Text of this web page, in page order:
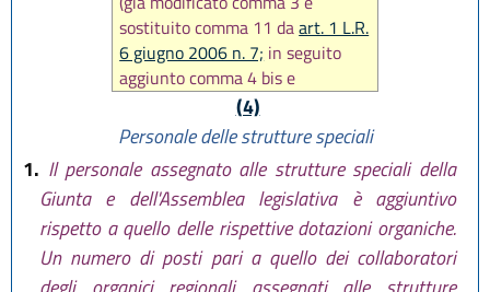
sostituito comma 11 daart. 1 L.R.
6 giugno 2006 n. 7; in seguito
aggiunto comma 4 bis e
modificato comma 5 da
L.R. 29 dicembre 2006 n. 20,
sostituito comma 5 daart. 29 L.R.
26 luglio 2007 n. 13 , sostituito
intero articolo da art. 6 L.R. 29
ottobre 2008 n. 17, modificato
comma 5 daart. 50 L.R. 12
febbraio 2010, n. 4, modificato
(4)
Personale delle strutture speciali
1. Il personale assegnato alle strutture speciali della
Giunta e dell'Assemblea legislativa è aggiuntivo
rispetto a quello delle rispettive dotazioni organiche.
Un numero di posti pari a quello dei collaboratori